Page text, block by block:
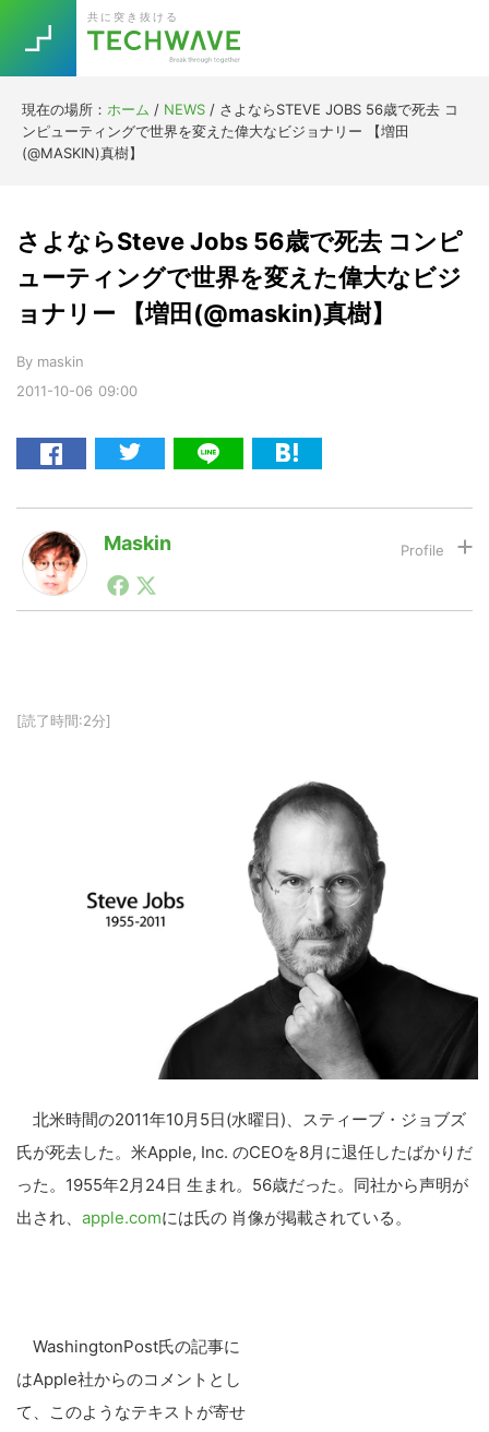
primary
navigation
main
content
primary
sidebar
footer
共に突き抜ける
現在の場所： ホーム / NEWS / さよならSTEVE JOBS 56歳で死去 コ
ンピューティングで世界を変えた偉大なビジョナリー 【増田
(@MASKIN)真樹】
2011-10-06 09:00
さよならSteve Jobs 56歳で死去 コンピ
ューティングで世界を変えた偉大なビジ
ョナリー 【増田(@maskin)真樹】
By maskin
Maskin
1990年代初頭から記者としてまた起業家としてITスタ
ートアップ業界のハードウェアからソフトウェアの事業
スクとして数億PV事業に。世界最大IT系メディア（ス
[読了時間:2分]
北米時間の2011年10月5日(水曜日)、スティーブ・ジョブズ
氏が死去した。米Apple, Inc. のCEOを8月に退任したばかりだ
った。1955年2月24日 生まれ。56歳だった。同社から声明が
出され、 apple.comには氏の 肖像が掲載されている。
WashingtonPost氏の記事に
はApple社からのコメントとし
て、このようなテキストが寄せ
TOPICS
暗号資産
VR/AR
LINE
特集
Trend
Keywords
今話題の注目キーワード
5G Asana テレワーク
ニューノーマル
Daily Weekly